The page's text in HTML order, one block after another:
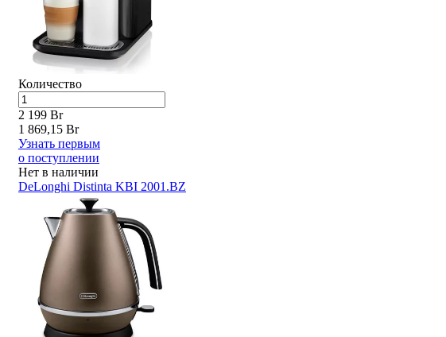
Количество
2 199 Br
1 869,15 Br
Узнать первым
о поступлении
Нет в наличии
DeLonghi Distinta KBI 2001.BZ